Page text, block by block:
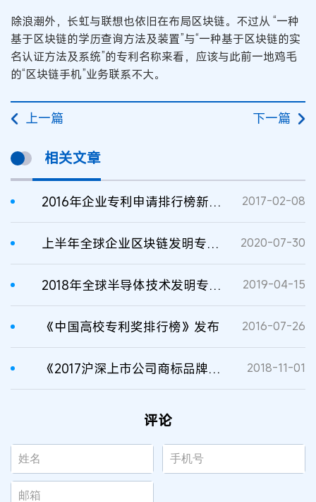
除浪潮外，长虹与联想也依旧在布局区块链。不过从 “一种
基于区块链的学历查询方法及装置”与“一种基于区块链的实
名认证方法及系统”的专利名称来看，应该与此前一地鸡毛
的“区块链手机”业务联系不大。
上一篇 下一篇
相关文章
2016年企业专利申请排行榜新鲜出炉 中国企业拼专利赢市场 2017-02-08
上半年全球企业区块链发明专利排行出炉！中国公司占据前三 2020-07-30
2018年全球半导体技术发明专利排行榜（TOP 100） 2019-04-15
《中国高校专利奖排行榜》发布 2016-07-26
《2017沪深上市公司商标品牌价值排行榜》在京发布 2018-11-01
评论